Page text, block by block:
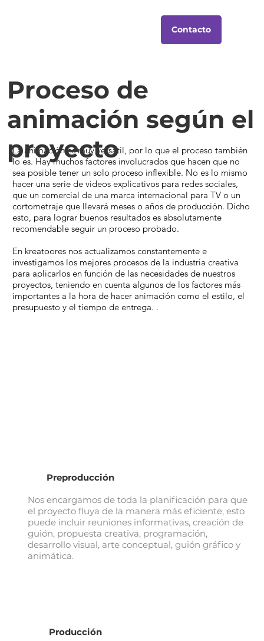
Contacto
La animación es muy versátil, por lo que el proceso también
lo es. Hay muchos factores involucrados que hacen que no
sea posible tener un solo proceso inflexible. No es lo mismo
hacer una serie de videos explicativos para redes sociales,
que un comercial de una marca internacional para TV o un
cortometraje que llevará meses o años de producción. Dicho
esto, para lograr buenos resultados es absolutamente
recomendable seguir un proceso probado.
En kreatoores nos actualizamos constantemente e
investigamos los mejores procesos de la industria creativa
para aplicarlos en función de las necesidades de nuestros
proyectos, teniendo en cuenta algunos de los factores más
importantes a la hora de hacer animación como el estilo, el
presupuesto y el tiempo de entrega. .
Proceso de
animación según el
proyecto
Preproducción
Nos encargamos de toda la planificación para que
el proyecto fluya de la manera más eficiente, esto
puede incluir reuniones informativas, creación de
guión, propuesta creativa, programación,
desarrollo visual, arte conceptual, guión gráfico y
animática.
Producción